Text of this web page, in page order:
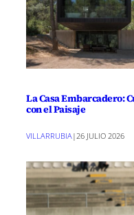
La Casa Embarcadero:
con el Paisaje
VILLARRUBIA | 26 JULIO 2026